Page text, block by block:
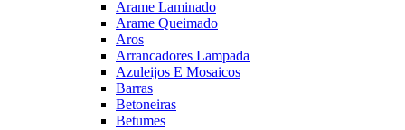
Arame Laminado
Arame Queimado
Aros
Arrancadores Lampada
Azuleijos E Mosaicos
Barras
Betoneiras
Betumes